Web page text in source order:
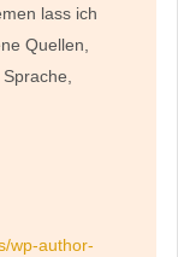
lass ich
Quellen,
wp-author-